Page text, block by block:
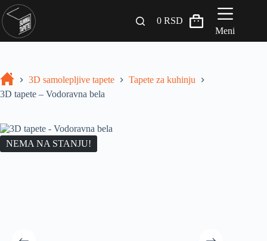
Drveni Pregradni Zidovi i Police
Građevinski materijali
0RSD
Meni
3D samolepljive tapete
Tapete za kuhinju
3D tapete – Vodoravna bela
NEMA NA STANJU!